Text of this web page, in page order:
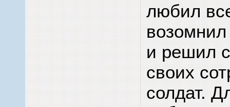
любил
и решил
своих
солдат.